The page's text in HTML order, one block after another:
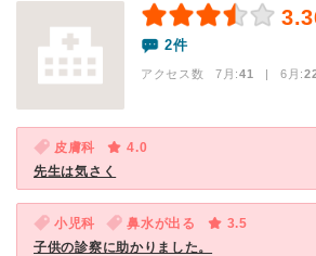
2件
アクセス数 7月:41 | 6月:
皮膚科
4.0
先生は気さく
小児科 鼻水が出る
3.5
子供の診察に助かりました。